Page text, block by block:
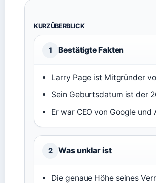
KURZÜBERBLICK
1 Bestätigte Fakten
Larry Page ist Mitgründer
Sein Geburtsdatum ist der
Er war CEO von Google und
2 Was unklar ist
Die genaue Höhe seines